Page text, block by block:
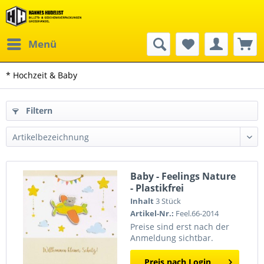
Menü
* Hochzeit & Baby
Filtern
Baby - Feelings Nature
- Plastikfrei
(Quadratisch)
Inhalt3 Stück
Artikel-Nr.: Feel.66-2014
Preise sind erst nach der
Anmeldung sichtbar.